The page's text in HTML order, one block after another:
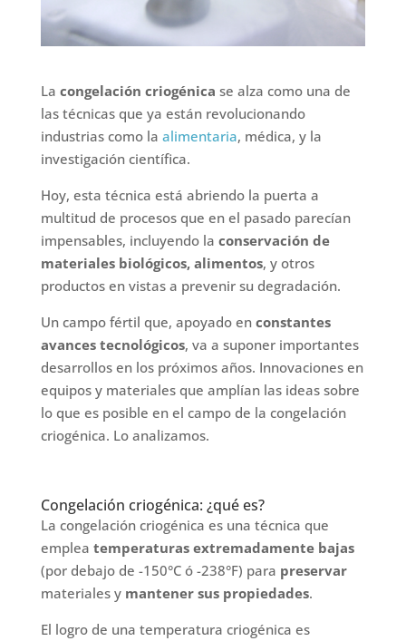
La congelación criogénica se alza como una de
las técnicas que ya están revolucionando
industrias como la alimentaria, médica, y la
investigación científica.
Hoy, esta técnica está abriendo la puerta a
multitud de procesos que en el pasado parecían
impensables, incluyendo la conservación de
materiales biológicos, alimentos, y otros
productos en vistas a prevenir su degradación.
Un campo fértil que, apoyado en constantes
avances tecnológicos, va a suponer importantes
desarrollos en los próximos años. Innovaciones en
equipos y materiales que amplían las ideas sobre
lo que es posible en el campo de la congelación
criogénica. Lo analizamos.
Congelación criogénica: ¿qué es?
La congelación criogénica es una técnica que
emplea temperaturas extremadamente bajas
(por debajo de -150°C ó -238°F) para preservar
materiales y mantener sus propiedades.
El logro de una temperatura criogénica es